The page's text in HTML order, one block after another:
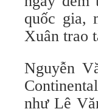
quốc gia,
Xuân trao
Nguyễn
như Lê